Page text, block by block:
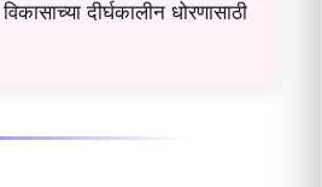
दीर्घकालीन धोरणासाठी